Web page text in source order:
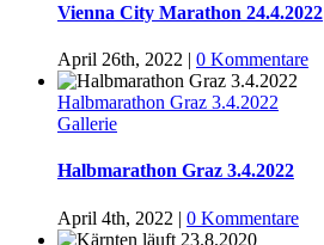
Vienna City Marathon 24.4.2022
April 26th, 2022 | 0 Kommentare
Halbmarathon Graz 3.4.2022
Gallerie
Halbmarathon Graz 3.4.2022
April 4th, 2022 | 0 Kommentare